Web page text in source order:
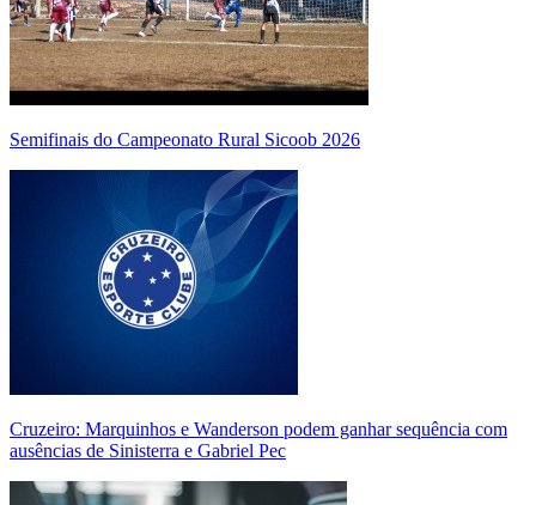
Semifinais do Campeonato Rural Sicoob 2026
Cruzeiro: Marquinhos e Wanderson podem ganhar sequência com
ausências de Sinisterra e Gabriel Pec